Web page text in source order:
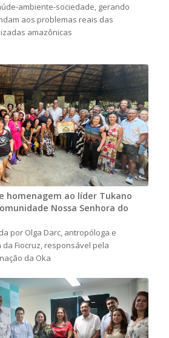
ambiente-sociedade, gerando
aos problemas reais das
amazônicas
homenagem ao líder Tukano
Nossa Senhora do
por Olga Darc, antropóloga e
Fiocruz, responsável pela
da Oka